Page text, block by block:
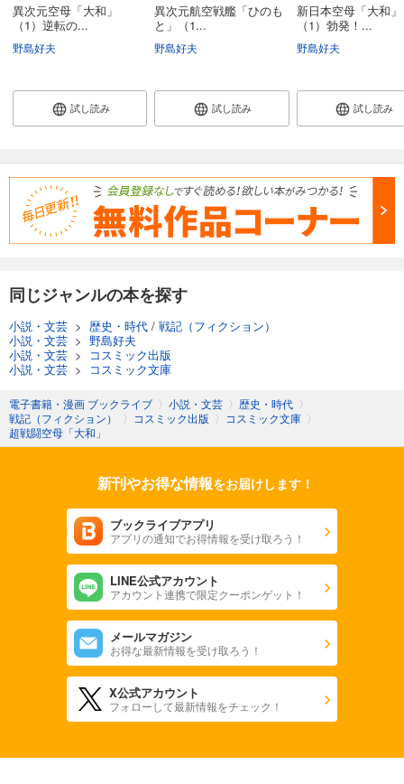
異次元空母「大和」
（1）逆転の...
野島好夫
試し読み
異次元航空戦艦「ひのも
と」（1...
野島好夫
試し読み
新日本空母「大和」
（1）勃発！...
野島好夫
試し読み
同じジャンルの本を探す
小説・文芸 > 歴史・時代 / 戦記（フィクション）
小説・文芸 > 野島好夫
小説・文芸 >
コスミック出版
小説・文芸 > コスミック文庫
電子書籍・漫画 ブックライブ 〉 小説・文芸 〉 歴史・時代 〉
戦記（フィクション）
〉 コスミック出版 〉 コスミック文庫 〉
超戦闘空母「大和」
新刊やお得な情報をお届けします！
ブックライブアプリ
アプリの通知でお得情報を受け取ろう！
LINE公式アカウント
アカウント連携で限定クーポンゲット！
メールマガジン
お得な最新情報を受け取ろう！
X公式アカウント
フォローして最新情報をチェック！